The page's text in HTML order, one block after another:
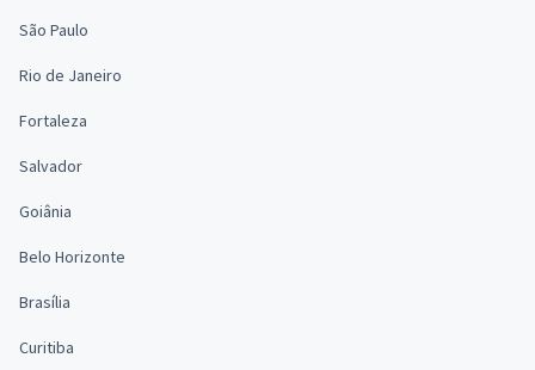
São Paulo
Rio de Janeiro
Fortaleza
Salvador
Goiânia
Belo Horizonte
Brasília
Curitiba